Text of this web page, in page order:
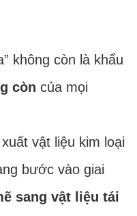
không còn là khẩu
còn của mọi
vật liệu kim loại
bước vào giai
sang vật liệu tái